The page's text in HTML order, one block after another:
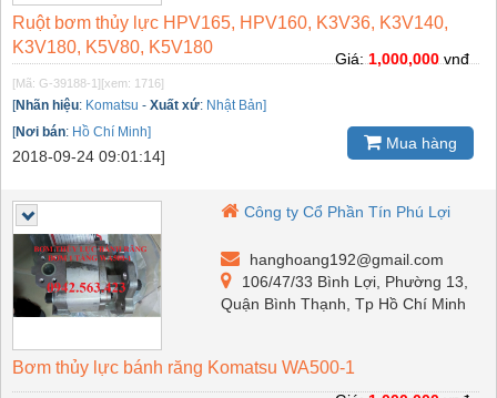
Ruột bơm thủy lực HPV165, HPV160, K3V36, K3V140,
K3V180, K5V80, K5V180
[Mã: G-39188-1] [xem: 1716]
[Nhãn hiệu: Komatsu - Xuất xứ: Nhật Bản]
[Nơi bán: Hồ Chí Minh]
2018-09-24 09:01:14]
Giá:1,000,000vnđ
Mua hàng
Công ty Cổ Phần Tín Phú Lợi
hanghoang192@gmail.com
106/47/33 Bình Lợi, Phường 13,
Quận Bình Thạnh, Tp Hồ Chí Minh
Bơm thủy lực bánh răng Komatsu WA500-1